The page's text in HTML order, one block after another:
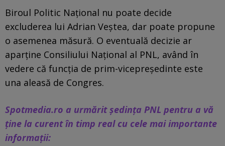
Biroul Politic Național nu poate decide
excluderea lui Adrian Veștea, dar poate propune
o asemenea măsură. O eventuală decizie ar
aparține Consiliului Național al PNL, având în
vedere că funcția de prim-vicepreședinte este
una aleasă de Congres.
Spotmedia.ro a urmărit şedinţa PNL pentru a vă
ține la curent în timp real cu cele mai importante
informații: